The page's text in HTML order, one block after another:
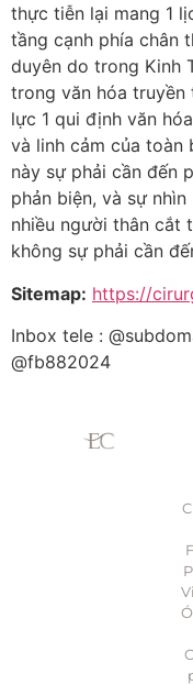
thực tiễn lại mang 1
tầng cạnh phía chân
duyên do trong Kinh
trong văn hóa truyền
lực 1 qui định văn
và linh cảm của toàn
này sự phải cần đến
phản biện, và sự
nhiều người thân cắt
không sự phải cần
Sitemap: https://
Inbox tele :
@fb882024